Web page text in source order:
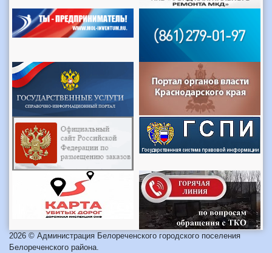
2026 © Администрация Белореченского городского поселения
Белореченского района.